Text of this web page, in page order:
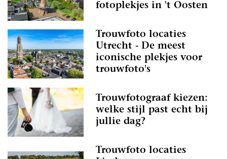
fotoplekjes in 't Oosten
Trouwfoto locaties
Utrecht - De meest
iconische plekjes voor
trouwfoto's
Trouwfotograaf kiezen:
welke stijl past echt bij
jullie dag?
Trouwfoto locaties